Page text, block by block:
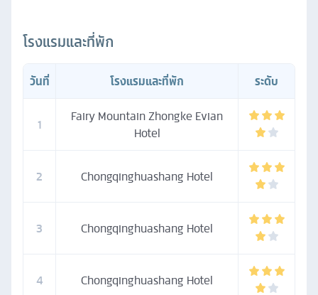
โรงแรมและที่พัก
วันที่ โรงแรมและที่พัก ระดับ
1
Fairy Mountain Zhongke Evian
Hotel
2 Chongqinghuashang Hotel
3 Chongqinghuashang Hotel
4 Chongqinghuashang Hotel